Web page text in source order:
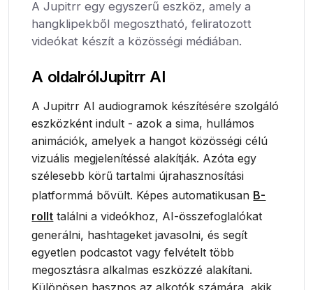
A Jupitrr egy egyszerű eszköz, amely a
hangklipekből megosztható, feliratozott
videókat készít a közösségi médiában.
A oldalrólJupitrr AI
A Jupitrr AI audiogramok készítésére szolgáló
eszközként indult - azok a sima, hullámos
animációk, amelyek a hangot közösségi célú
vizuális megjelenítéssé alakítják. Azóta egy
szélesebb körű tartalmi újrahasznosítási
platformmá bővült. Képes automatikusan B-
rollt találni a videókhoz, AI-összefoglalókat
generálni, hashtageket javasolni, és segít
egyetlen podcastot vagy felvételt több
megosztásra alkalmas eszközzé alakítani.
Különösen hasznos az alkotók számára, akik